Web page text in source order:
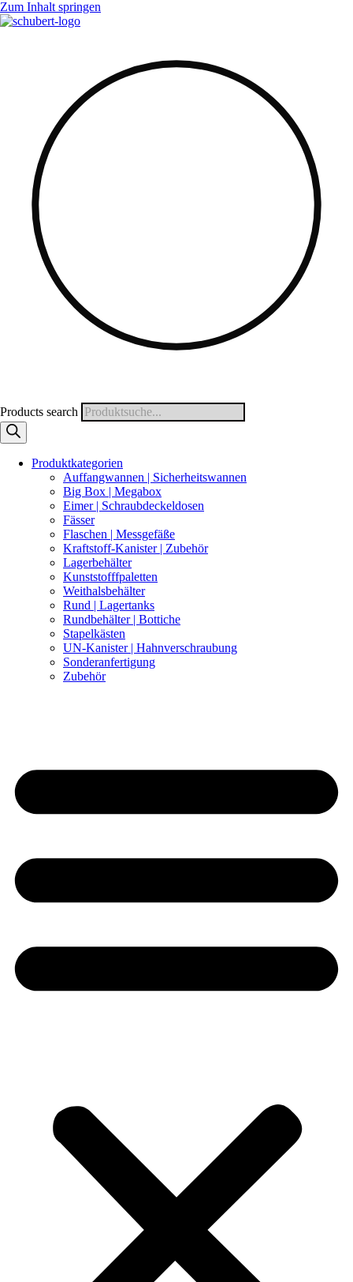
Zum Inhalt springen
Products search
Produktkategorien
Auffangwannen | Sicherheitswannen
Big Box | Megabox
Eimer | Schraubdeckeldosen
Fässer
Flaschen | Messgefäße
Kraftstoff-Kanister | Zubehör
Lagerbehälter
Kunststofffpaletten
Weithalsbehälter
Rund | Lagertanks
Rundbehälter | Bottiche
Stapelkästen
UN-Kanister | Hahnverschraubung
Sonderanfertigung
Zubehör